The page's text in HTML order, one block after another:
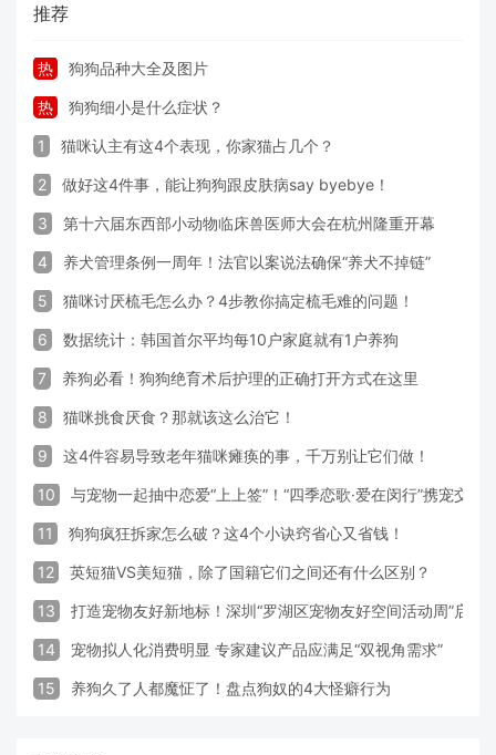
推荐
热 狗狗品种大全及图片
热 狗狗细小是什么症状？
1 猫咪认主有这4个表现，你家猫占几个？
2 做好这4件事，能让狗狗跟皮肤病say byebye！
3 第十六届东西部小动物临床兽医师大会在杭州隆重开幕
4 养犬管理条例一周年！法官以案说法确保“养犬不掉链”
5 猫咪讨厌梳毛怎么办？4步教你搞定梳毛难的问题！
6 数据统计：韩国首尔平均每10户家庭就有1户养狗
7 养狗必看！狗狗绝育术后护理的正确打开方式在这里
8 猫咪挑食厌食？那就该这么治它！
9 这4件容易导致老年猫咪瘫痪的事，千万别让它们做！
10 与宠物一起抽中恋爱“上上签”！“四季恋歌·爱在闵行”携宠交友
11 狗狗疯狂拆家怎么破？这4个小诀窍省心又省钱！
12 英短猫VS美短猫，除了国籍它们之间还有什么区别？
13 打造宠物友好新地标！深圳“罗湖区宠物友好空间活动周”启动
14 宠物拟人化消费明显 专家建议产品应满足“双视角需求”
15 养狗久了人都魔怔了！盘点狗奴的4大怪癖行为